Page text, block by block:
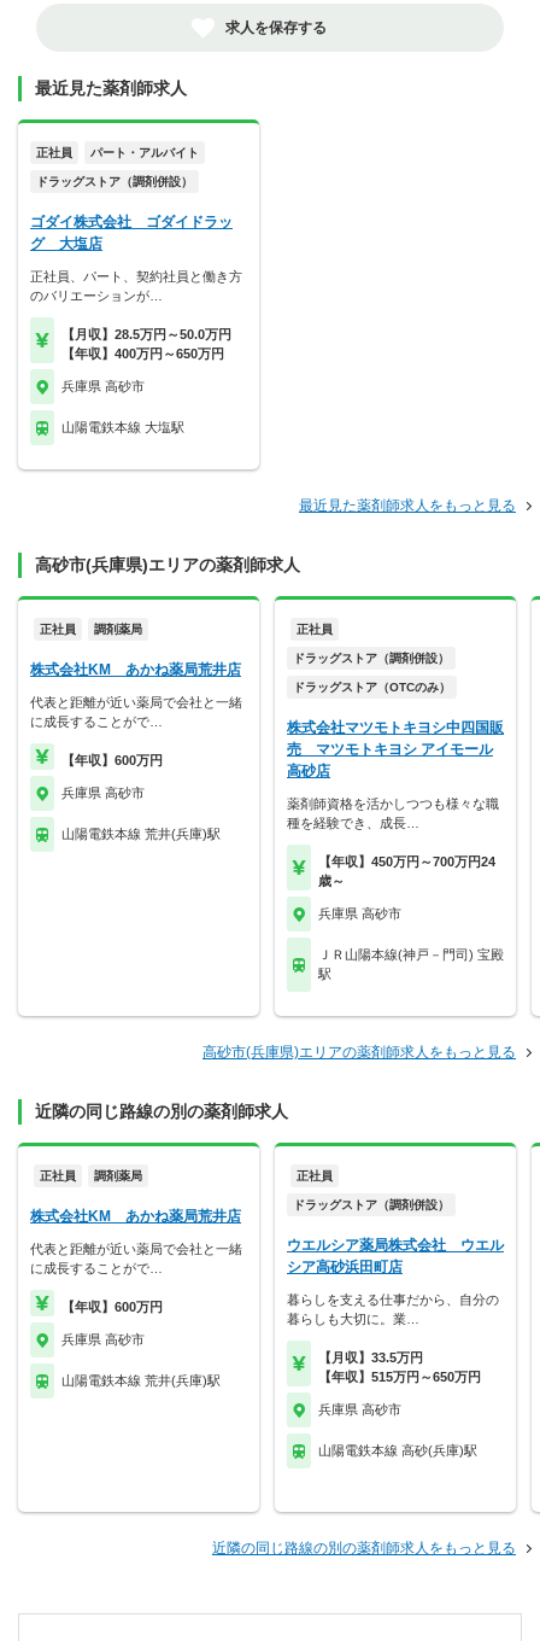
求人を保存する
最近見た薬剤師求人
正社員 パート・アルバイト
ドラッグストア（調剤併設）
ゴダイ株式会社 ゴダイドラッ
グ 大塩店
正社員、パート、契約社員と働き方
のバリエーションが…
【月収】28.5万円～50.0万円
【年収】400万円～650万円
兵庫県 高砂市
山陽電鉄本線 大塩駅
最近見た薬剤師求人をもっと見る
高砂市(兵庫県)エリアの薬剤師求人
正社員 調剤薬局
株式会社KM あかね薬局荒井店
代表と距離が近い薬局で会社と一緒
に成長することがで…
【年収】600万円
兵庫県 高砂市
山陽電鉄本線 荒井(兵庫)駅
正社員
ドラッグストア（調剤併設）
ドラッグストア（OTCのみ）
株式会社マツモトキヨシ中四国販
売 マツモトキヨシ アイモール
高砂店
薬剤師資格を活かしつつも様々な職
種を経験でき、成長…
【年収】450万円～700万円24
歳～
兵庫県 高砂市
ＪＲ山陽本線(神戸－門司) 宝殿
駅
高砂市(兵庫県)エリアの薬剤師求人をもっと見る
近隣の同じ路線の別の薬剤師求人
正社員 調剤薬局
株式会社KM あかね薬局荒井店
代表と距離が近い薬局で会社と一緒
に成長することがで…
【年収】600万円
兵庫県 高砂市
山陽電鉄本線 荒井(兵庫)駅
正社員
ドラッグストア（調剤併設）
ウエルシア薬局株式会社 ウエル
シア高砂浜田町店
暮らしを支える仕事だから、自分の
暮らしも大切に。業…
【月収】33.5万円
【年収】515万円～650万円
兵庫県 高砂市
山陽電鉄本線 高砂(兵庫)駅
近隣の同じ路線の別の薬剤師求人をもっと見る